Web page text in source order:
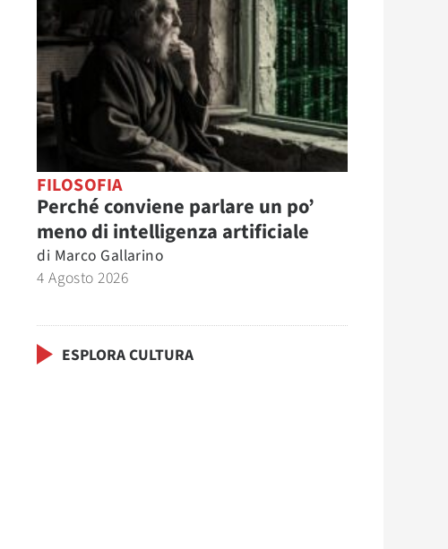
FILOSOFIA
Perché conviene parlare un po’
meno di intelligenza artificiale
di Marco Gallarino
4 Agosto 2026
ESPLORA CULTURA